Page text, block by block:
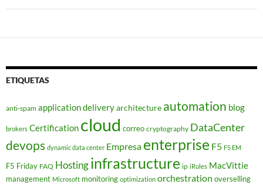
ETIQUETAS
anti-spam application deliveryarchitecture automation blog
brokers Certification cloud correo cryptography DataCenter
devops dynamic data center Empresa enterprise F5 F5 EM
F5 Friday FAQ Hostinginfrastructure ip iRules MacVittie
management Microsoft monitoring optimization orchestration overselling